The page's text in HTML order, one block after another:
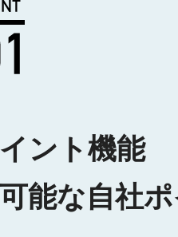
ント機能
能な自社